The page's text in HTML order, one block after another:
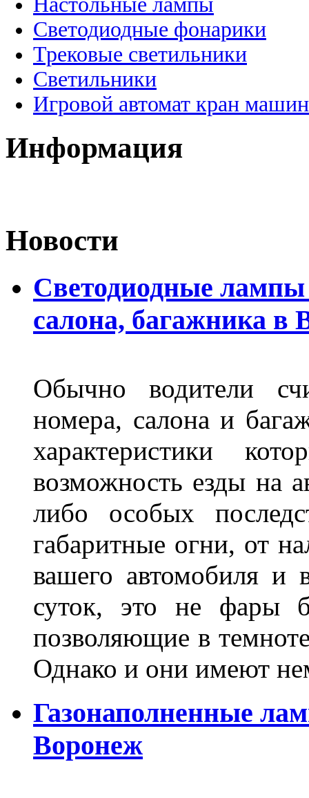
Светодиодные фонарики
Трековые светильники
Светильники
Игровой автомат кран
Информация
Новости
Светодиодные лампы
салона, багажника в
Обычно водители
номера, салона и
характеристики
возможность езды на
либо особых
габаритные огни, от
вашего автомобиля и
суток, это не фары
позволяющие в
Однако и они имеют
Газонаполненные
Воронеж